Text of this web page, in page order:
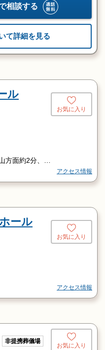
相談する
て詳細を見る
ル
お気に入り
方面約2分、
アクセス情報
ール
お気に入り
アクセス情報
非提携葬儀場
お気に入り